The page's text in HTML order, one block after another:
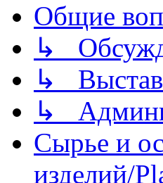
Общие
↳
↳
↳
Сырье и
изделий/